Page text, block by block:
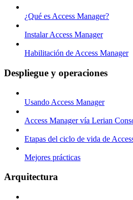
¿Qué es Access Manager?
Instalar Access Manager
Habilitación de Access Manager
Despliegue y operaciones
Usando Access Manager
Access Manager vía Lerian
Etapas del ciclo de vida de
Mejores prácticas
Arquitectura